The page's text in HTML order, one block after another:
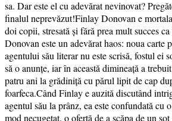
sa. Dar este el cu adevărat nevinovat?
finalul neprevăzut!Finlay Donovan e
doi copii, stresată și fără prea mult succes
Donovan este un adevărat haos: noua carte
agentului său literar nu este scrisă, fostul ei
să o anunțe, iar în această dimineață a
patru ani la grădiniță cu părul lipit de cap
foarfeca.Când Finlay e auzită discutând
agentul său la prânz, ea este confundată cu
mod necugetat, o ofertă de a scăpa de un